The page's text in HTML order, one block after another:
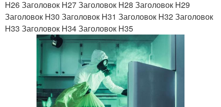
H26 Заголовок H27 Заголовок H28 Заголовок H29
Заголовок H30 Заголовок H31 Заголовок H32 Заголовок
H33 Заголовок H34 Заголовок H35